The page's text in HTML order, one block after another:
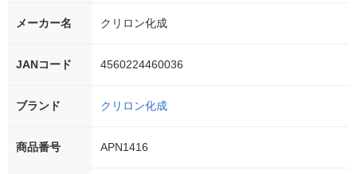
メーカー名 クリロン化成
JANコード 4560224460036
ブランド クリロン化成
商品番号 APN1416